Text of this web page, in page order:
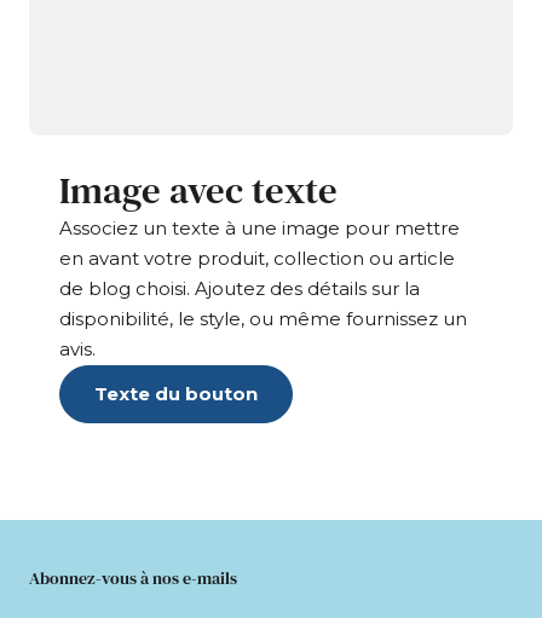
Image avec texte
Associez un texte à une image pour mettre
en avant votre produit, collection ou article
de blog choisi. Ajoutez des détails sur la
disponibilité, le style, ou même fournissez un
avis.
Texte du bouton
Abonnez-vous à nos e-mails